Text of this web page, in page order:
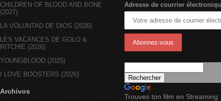
CHILDREN OF BLOOD AND BONE
(2027)
LA VOLUNTAD DE DIOS (2026)
LES VACANCES DE GOLO &
RITCHIE (2026)
YOUNGBLOOD (2025)
I LOVE BOOSTERS (2026)
Archivos
Adresse de courrier
Trouves ton film en Streaming